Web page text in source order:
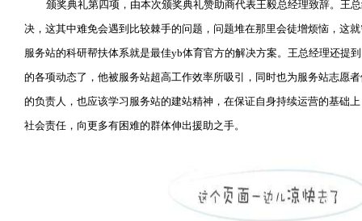
颁奖典礼第四项，由本次颁奖典礼赞助商代表王毅总经理致辞。王
决，这其中难免会遇到比较棘手的问题，问题堆在那里会徒增烦恼，这
服务站的科研帮扶体系就是最佳yb体育官方的解决方案。王总经理还提
的各项动态了，他被服务站超高工作效率所吸引，同时也为服务站志愿
的负责人，也应该学习服务站的建站精神，在保证自身持续运营的基础
社会责任，向更多有困难的群体伸出援助之手。